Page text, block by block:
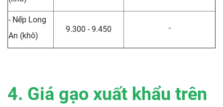
- Nếp Long
An (khô)
9.300 - 9.450 -
4. Giá gạo xuất khẩu trên